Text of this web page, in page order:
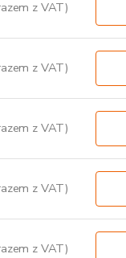
z VAT)
z VAT)
z VAT)
z VAT)
z VAT)